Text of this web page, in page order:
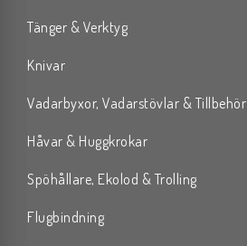
Tänger & Verktyg
Knivar
Vadarbyxor, Vadarstövlar & Tillbehör
Håvar & Huggkrokar
Spöhållare, Ekolod & Trolling
Flugbindning